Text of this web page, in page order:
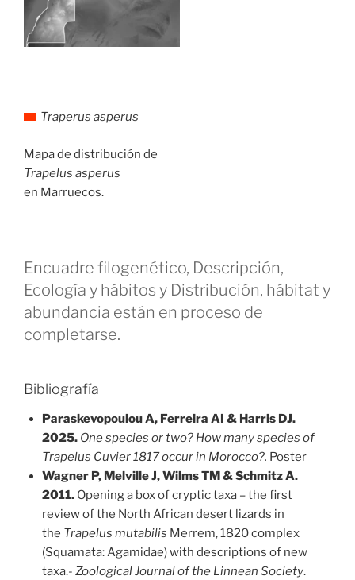
Traperus asperus
Mapa de distribución de
Trapelus asperus
en Marruecos.
Encuadre filogenético, Descripción,
Ecología y hábitos y Distribución, hábitat y
abundancia están en proceso de
completarse.
Bibliografía
Paraskevopoulou A, Ferreira AI & Harris DJ.
2025. One species or two? How many species of
Trapelus Cuvier 1817 occur in Morocco?. Poster
Wagner P, Melville J, Wilms TM & Schmitz A.
2011.Opening a box of cryptic taxa – the first
review of the North African desert lizards in
the Trapelus mutabilis Merrem, 1820 complex
(Squamata: Agamidae) with descriptions of new
taxa.- Zoological Journal of the Linnean Society.